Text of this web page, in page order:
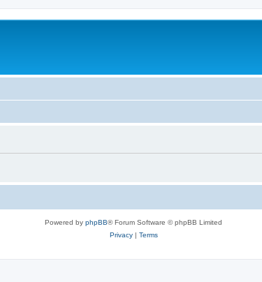
Powered by phpBB® Forum Software © phpBB Limited
Privacy| Terms